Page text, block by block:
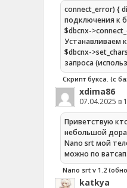
connect_error) {
подключения к
$dbcnx-
Устанавливаем
$dbcnx-
запроса
Скрипт букса. (с
xdima86
07.04.2025 в
Приветствую
небольшой
Nano srt мой
можно по
Nano srt v 1.2
katkya